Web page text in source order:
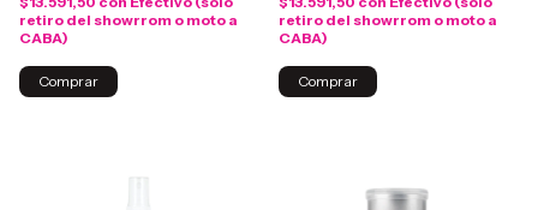
retiro del showrrom o moto a
CABA)
retiro del showrrom o moto a
CABA)